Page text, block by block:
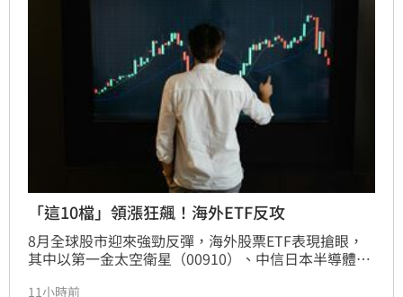
「這10檔」領漲狂飆！海外ETF反攻
8月全球股市迎來強勁反彈，海外股票ETF表現搶眼，
其中以第一金太空衛星（00910）、中信日本半導體
11小時前